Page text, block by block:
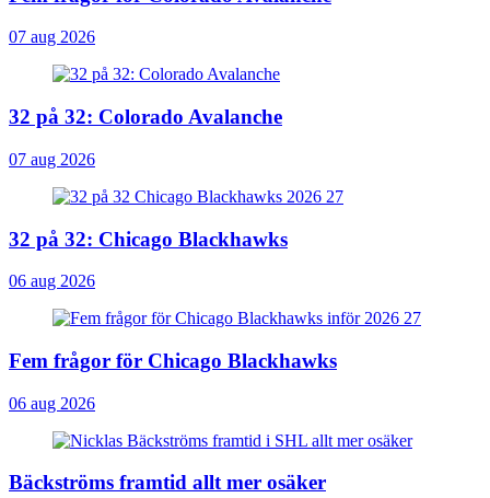
07 aug 2026
32 på 32: Colorado Avalanche
07 aug 2026
32 på 32: Chicago Blackhawks
06 aug 2026
Fem frågor för Chicago Blackhawks
06 aug 2026
Bäckströms framtid allt mer osäker